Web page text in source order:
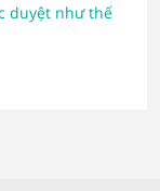
duyệt như thế